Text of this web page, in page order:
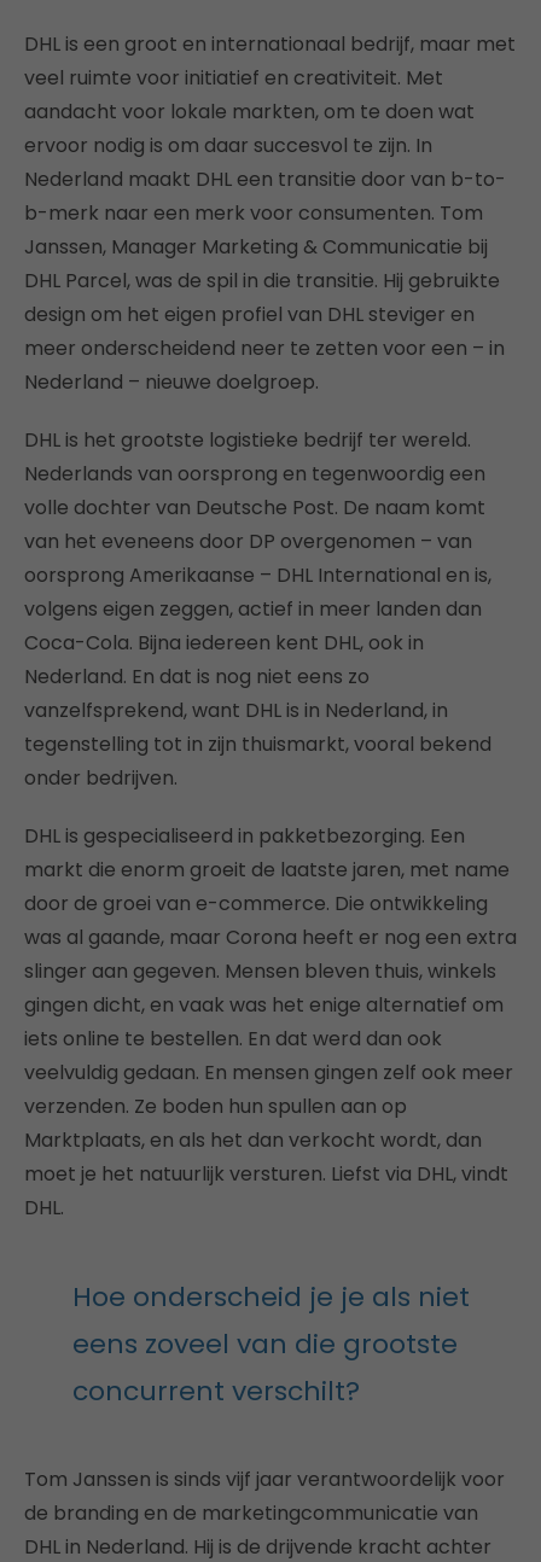
DHL is een groot en internationaal bedrijf, maar met
veel ruimte voor initiatief en creativiteit. Met
aandacht voor lokale markten, om te doen wat
ervoor nodig is om daar succesvol te zijn. In
Nederland maakt DHL een transitie door van b-to-
b-merk naar een merk voor consumenten. Tom
Janssen, Manager Marketing & Communicatie bij
DHL Parcel, was de spil in die transitie. Hij gebruikte
design om het eigen profiel van DHL steviger en
meer onderscheidend neer te zetten voor een – in
Nederland – nieuwe doelgroep.
DHL is het grootste logistieke bedrijf ter wereld.
Nederlands van oorsprong en tegenwoordig een
volle dochter van Deutsche Post. De naam komt
van het eveneens door DP overgenomen – van
oorsprong Amerikaanse – DHL International en is,
volgens eigen zeggen, actief in meer landen dan
Coca-Cola. Bijna iedereen kent DHL, ook in
Nederland. En dat is nog niet eens zo
vanzelfsprekend, want DHL is in Nederland, in
tegenstelling tot in zijn thuismarkt, vooral bekend
onder bedrijven.
DHL is gespecialiseerd in pakketbezorging. Een
markt die enorm groeit de laatste jaren, met name
door de groei van e-commerce. Die ontwikkeling
was al gaande, maar Corona heeft er nog een extra
slinger aan gegeven. Mensen bleven thuis, winkels
gingen dicht, en vaak was het enige alternatief om
iets online te bestellen. En dat werd dan ook
veelvuldig gedaan. En mensen gingen zelf ook meer
verzenden. Ze boden hun spullen aan op
Marktplaats, en als het dan verkocht wordt, dan
moet je het natuurlijk versturen. Liefst via DHL, vindt
DHL.
Hoe onderscheid je je als niet
eens zoveel van die grootste
concurrent verschilt?
Tom Janssen is sinds vijf jaar verantwoordelijk voor
de branding en de marketingcommunicatie van
DHL in Nederland. Hij is de drijvende kracht achter